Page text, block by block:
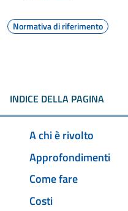
Normativa di riferimento
INDICE DELLA PAGINA
A chi è rivolto
Approfondimenti
Come fare
Costi